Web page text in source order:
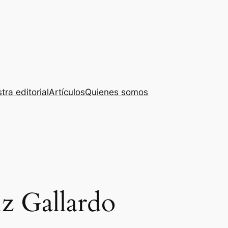
editorialArtículosQuienes somos
Gallardo